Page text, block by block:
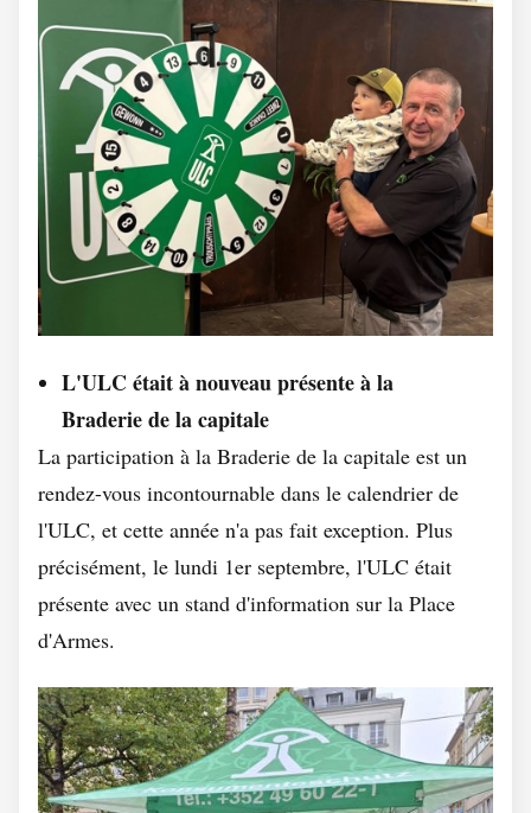
L'ULC était à nouveau présente à la
Braderie de la capitale
La participation à la Braderie de la capitale est un
rendez-vous incontournable dans le calendrier de
l'ULC, et cette année n'a pas fait exception. Plus
précisément, le lundi 1er septembre, l'ULC était
présente avec un stand d'information sur la Place
d'Armes.